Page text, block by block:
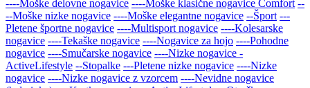
----Moške delovne nogavice ----Moške klasične nogavice Comfort --
--Moške nizke nogavice ----Moške elegantne nogavice --Šport ---
Pletene športne nogavice ----Multisport nogavice ----Kolesarske
nogavice ----Tekaške nogavice ----Nogavice za hojo ----Pohodne
nogavice ----Smučarske nogavice ----Nizke nogavice -
ActiveLifestyle --Stopalke ---Pletene nizke nogavice ----Nizke
nogavice ----Nizke nogavice z vzorcem ----Nevidne nogavice